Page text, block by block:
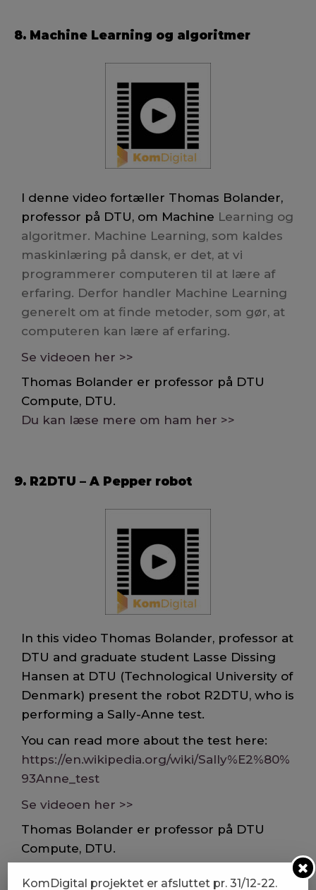
8. Machine Learning og algoritmer
I denne video fortæller Thomas Bolander,
professor på DTU, om Machine Learning og
algoritmer. Machine Learning, som kaldes
maskinlæring på dansk, er det, at vi
programmerer computeren til at lære af
erfaring. Derfor handler Machine Learning
generelt om at finde metoder, som gør, at
computeren kan lære af erfaring.
Se videoen her >>
Thomas Bolander er professor på DTU
Compute, DTU.
Du kan læse mere om ham her >>
9. R2DTU – A Pepper robot
In this video Thomas Bolander, professor at
DTU and graduate student Lasse Dissing
Hansen at DTU (Technological University of
Denmark) present the robot R2DTU, who is
performing a Sally-Anne test.
You can read more about the test here:
https://en.wikipedia.org/wiki/Sally%E2%80%
93Anne_test
Se videoen her >>
Thomas Bolander er professor på DTU
Compute, DTU.
Du kan læse mere om ham her >>
KomDigital projektet er afsluttet pr. 31/12-22.